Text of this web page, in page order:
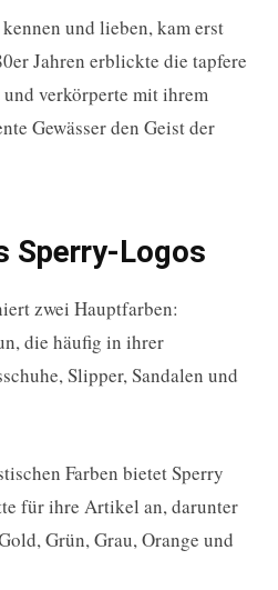
und lieben, kam erst
Jahren erblickte die tapfere
verkörperte mit ihrem
Gewässer den Geist der
Sperry-Logos
zwei Hauptfarben:
die häufig in ihrer
Slipper, Sandalen und
Farben bietet Sperry
für ihre Artikel an, darunter
Grün, Grau, Orange und